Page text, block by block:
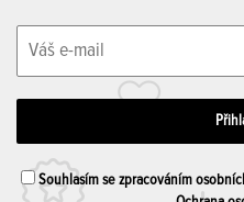
Souhlasím se zpracováním